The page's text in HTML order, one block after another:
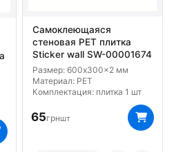
Самоклеющаяся
стеновая PET плитка
Sticker wall SW-00001674
Размер: 600x300x2 мм
Материал: PET
Комплектация: плитка 1 шт
65грншт